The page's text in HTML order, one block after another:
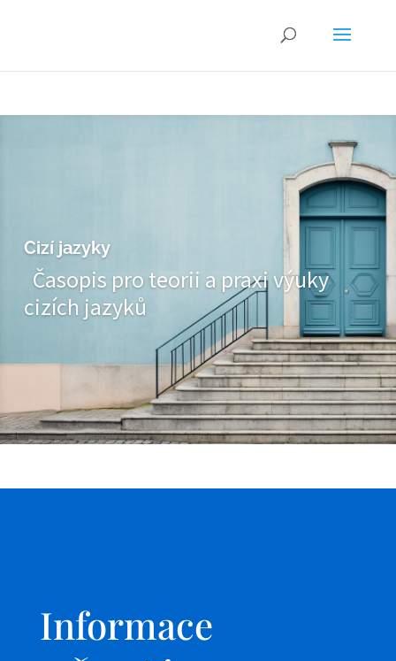
Cizí jazyky
Časopis pro teorii a praxi výuky
cizích jazyků
Informace